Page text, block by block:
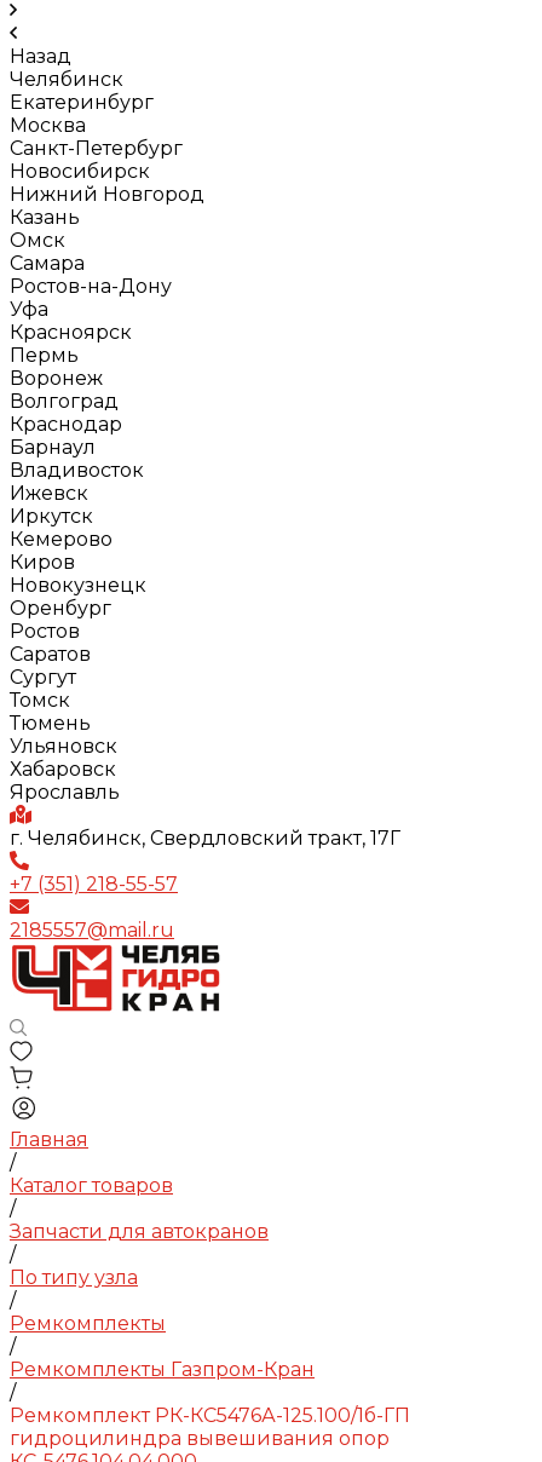
Назад
Челябинск
Екатеринбург
Москва
Санкт-Петербург
Новосибирск
Нижний Новгород
Казань
Омск
Самара
Ростов-на-Дону
Уфа
Красноярск
Пермь
Воронеж
Волгоград
Краснодар
Барнаул
Владивосток
Ижевск
Иркутск
Кемерово
Киров
Новокузнецк
Оренбург
Ростов
Саратов
Сургут
Томск
Тюмень
Ульяновск
Хабаровск
Ярославль
г. Челябинск, Свердловский тракт, 17Г
+7 (351) 218-55-57
2185557@mail.ru
Главная
/
Каталог товаров
/
Запчасти для автокранов
/
По типу узла
/
Ремкомплекты
/
Ремкомплекты Газпром-Кран
/
Ремкомплект РК-КС5476А-125.100/1б-ГП
гидроцилиндра вывешивания опор